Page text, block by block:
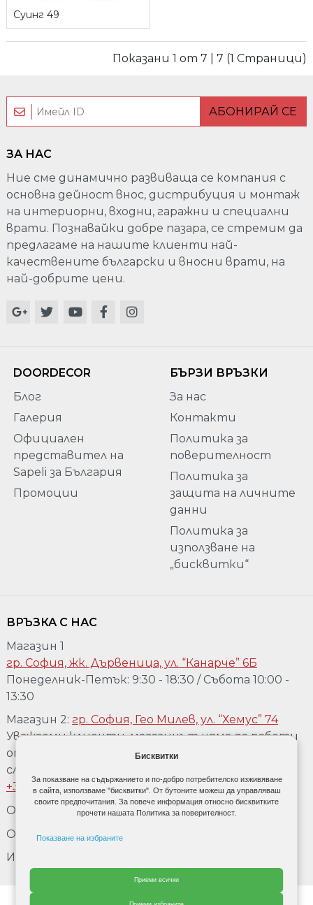
Суинг 49
Показани 1 от 7 | 7 (1 Страници)
АБОНИРАЙ СЕ
ЗА НАС
Ние сме динамично развиваща се компания с
основна дейност внос, дистрибуция и монтаж
на интериорни, входни, гаражни и специални
врати. Познавайки добре пазара, се стремим да
предлагаме на нашите клиенти най-
качествените български и вносни врати, на
най-добрите цени.
DOORDECOR
Блог
Галерия
Официален
представител на
Sapeli за България
Промоции
БЪРЗИ ВРЪЗКИ
За нас
Контакти
Политика за
поверителност
Политика за
защита на личните
данни
Политика за
използване на
„бисквитки“
ВРЪЗКА С НАС
Магазин 1
гр. София, жк. Дървеница, ул. “Канарче” 6Б
Понеделник-Петък: 9:30 - 18:30 / Събота 10:00 -
13:30
Магазин 2: гр. София, Гео Милев, ул. “Хемус” 74
Уважаеми клиенти, магазинът няма да работи
от 04.08 до 17.08. Ако желаете да го посетете,
след предварително обаждане на телефон:
+359 889 918 967
Обадете се:+359 889 918 967
Обадете се:+3592 477 80 90
Имейл:
От Cherry adv.
Бисквитки
За показване на съдържанието и по-добро потребителско изживяване
в сайта, използваме "бисквитки". От бутоните можеш да управляваш
своите предпочитания. За повече информация относно бисквитките
прочети нашата Политика за поверителност.
Показване на избраните
Приеми всички